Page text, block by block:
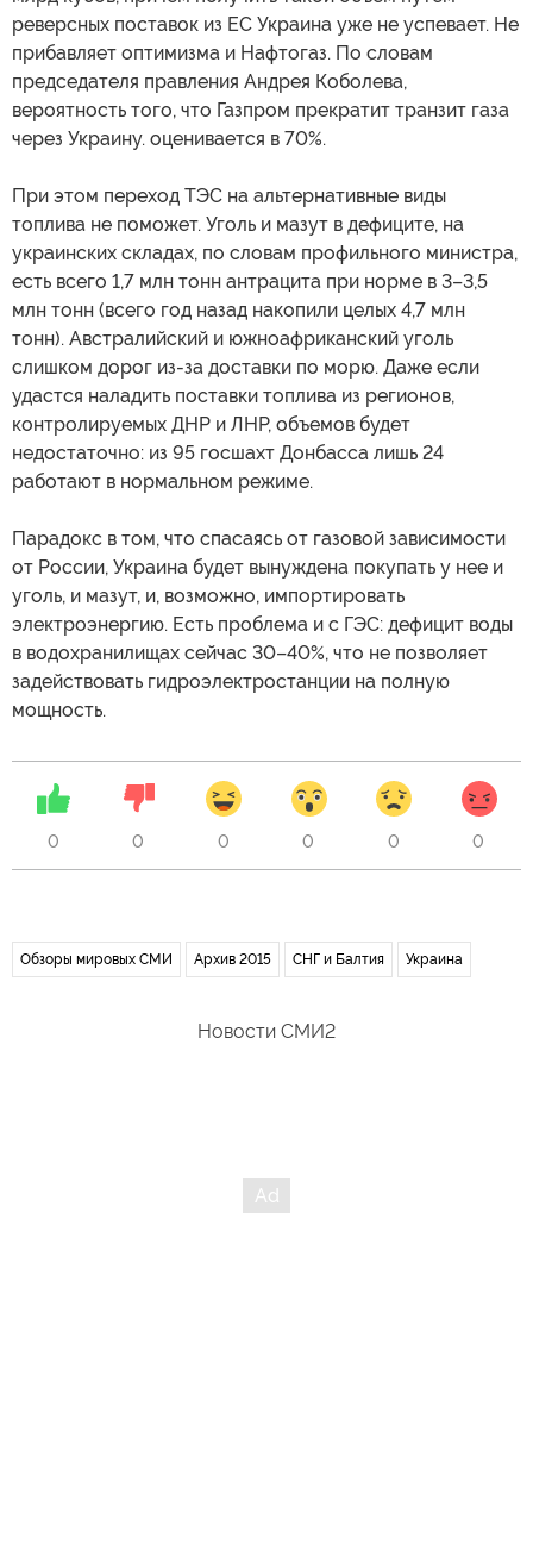
реверсных поставок из ЕС Украина уже не успевает. Не
прибавляет оптимизма и Нафтогаз. По словам
председателя правления Андрея Коболева,
вероятность того, что Газпром прекратит транзит газа
через Украину. оценивается в 70%.
При этом переход ТЭС на альтернативные виды
топлива не поможет. Уголь и мазут в дефиците, на
украинских складах, по словам профильного министра,
есть всего 1,7 млн тонн антрацита при норме в 3–3,5
млн тонн (всего год назад накопили целых 4,7 млн
тонн). Австралийский и южноафриканский уголь
слишком дорог из-за доставки по морю. Даже если
удастся наладить поставки топлива из регионов,
контролируемых ДНР и ЛНР, объемов будет
недостаточно: из 95 госшахт Донбасса лишь 24
работают в нормальном режиме.
Парадокс в том, что спасаясь от газовой зависимости
от России, Украина будет вынуждена покупать у нее и
уголь, и мазут, и, возможно, импортировать
электроэнергию. Есть проблема и с ГЭС: дефицит воды
в водохранилищах сейчас 30–40%, что не позволяет
задействовать гидроэлектростанции на полную
мощность.
0 0 0 0 0 0
Обзоры мировых СМИ Архив 2015 СНГ и Балтия Украина
Новости СМИ2